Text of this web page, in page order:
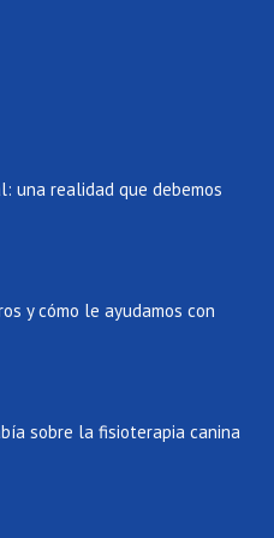
una realidad que debemos
y cómo le ayudamos con
sobre la fisioterapia canina